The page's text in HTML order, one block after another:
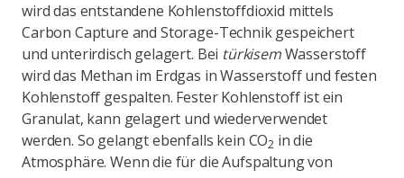
wird das entstandene Kohlenstoffdioxid mittels
Carbon Capture and Storage-Technik gespeichert
und unterirdisch gelagert. Bei türkisemWasserstoff
wird das Methan im Erdgas in Wasserstoff und festen
Kohlenstoff gespalten. Fester Kohlenstoff ist ein
Granulat, kann gelagert und wiederverwendet
werden. So gelangt ebenfalls kein CO2 in die
Atmosphäre. Wenn die für die Aufspaltung von